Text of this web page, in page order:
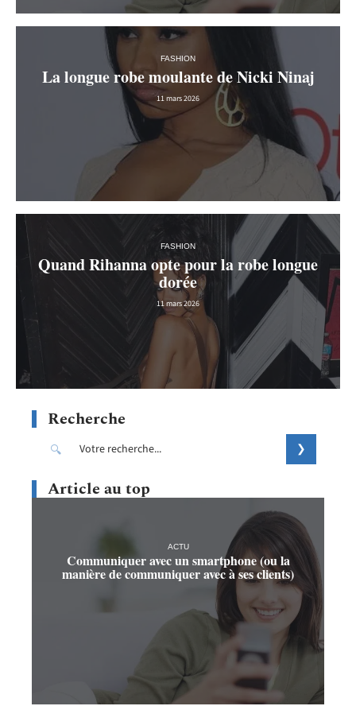
FASHION
La longue robe moulante de Nicki Ninaj
11 mars 2026
FASHION
Quand Rihanna opte pour la robe longue
dorée
11 mars 2026
Recherche
Article au top
ACTU
Communiquer avec un smartphone (ou la
manière de communiquer avec à ses clients)